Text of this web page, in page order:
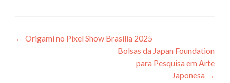
Navegação
← Origami no Pixel Show Brasília 2025
Bolsas da Japan Foundation
para Pesquisa em Arte
Japonesa →